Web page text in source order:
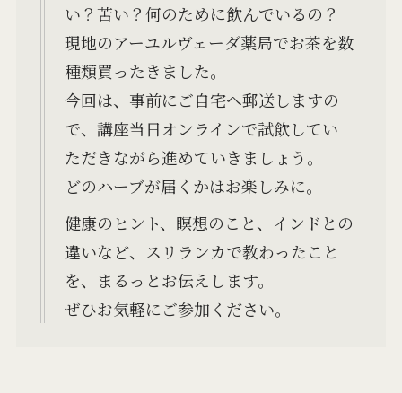
い？苦い？何のために飲んでいるの？
現地のアーユルヴェーダ薬局でお茶を数
種類買ったきました。
今回は、事前にご自宅へ郵送しますの
で、講座当日オンラインで試飲してい
ただきながら進めていきましょう。
どのハーブが届くかはお楽しみに。
健康のヒント、瞑想のこと、インドとの
違いなど、スリランカで教わったこと
を、まるっとお伝えします。
ぜひお気軽にご参加ください。